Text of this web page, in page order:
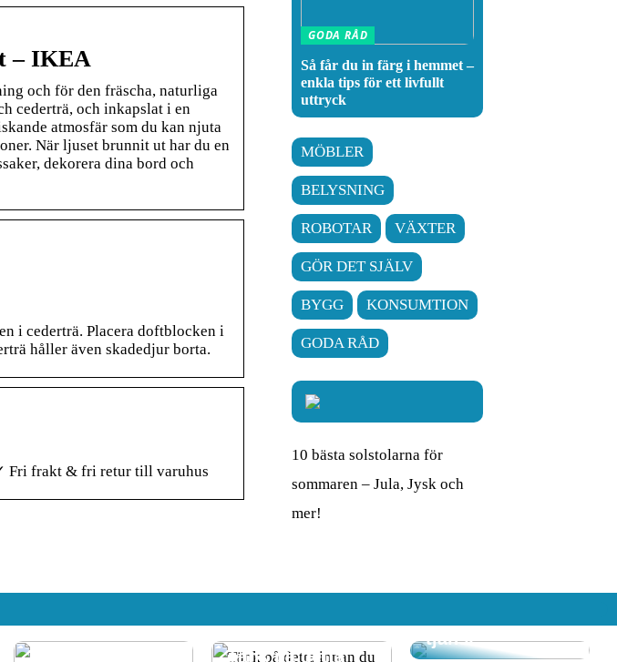
– IKEA
och för den fräscha, naturliga
cederträ, och inkapslat i en
atmosfär som du kan njuta
När ljuset brunnit ut har du en
dekorera dina bord och
i cederträ. Placera doftblocken i
håller även skadedjur borta.
Fri frakt & fri retur till varuhus
GODA RÅD
Så får du in färg i hemmet –
enkla tips för ett livfullt
uttryck
MÖBLER
BELYSNING
ROBOTAR VÄXTER
GÖR DET SJÄLV
BYGG KONSUMTION
GODA RÅD
10 bästa solstolarna för
sommaren – Jula, Jysk och
mer!
Tänk på detta
tjänst